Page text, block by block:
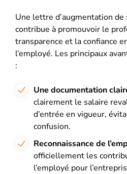
Une lettre d’augmentation
contribue à promouvoir le
transparence et la confiance
l’employé. Les principaux
:
Une documentation
clairement le salaire
d’entrée en vigueur,
confusion.
Reconnaissance de
officiellement les
l’employé pour